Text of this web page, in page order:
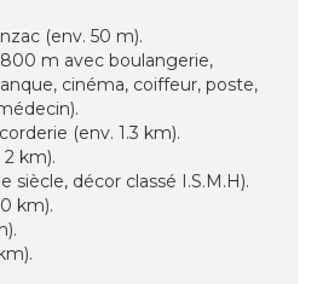
(env. 50 m).
m avec boulangerie,
cinéma, coiffeur, poste,
(env. 1.3 km).
km).
siècle, décor classé I.S.M.H).
km).